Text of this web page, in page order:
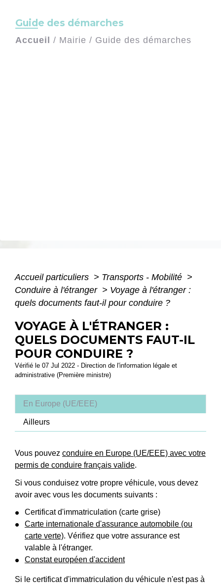
Guide des démarches
Accueil / Mairie / Guide des démarches
Accueil particuliers > Transports - Mobilité >
Conduire à l'étranger > Voyage à l'étranger :
quels documents faut-il pour conduire ?
VOYAGE À L'ÉTRANGER :
QUELS DOCUMENTS FAUT-IL
POUR CONDUIRE ?
Vérifié le 07 Jul 2022 - Direction de l'information légale et
administrative (Première ministre)
En Europe (UE/EEE)
Ailleurs
Vous pouvez conduire en Europe (UE/EEE) avec votre
permis de conduire français valide.
Si vous conduisez votre propre véhicule, vous devez
avoir avec vous les documents suivants :
Certificat d'immatriculation (carte grise)
Carte internationale d'assurance automobile (ou
carte verte). Vérifiez que votre assurance est
valable à l'étranger.
Constat européen d'accident
Si le certificat d'immatriculation du véhicule n'est pas à